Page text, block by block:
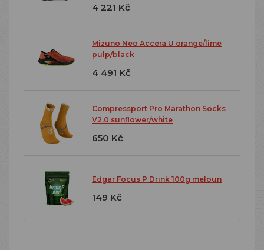
4 221 Kč
Mizuno Neo Accera U orange/lime
pulp/black
4 491 Kč
Compressport Pro Marathon Socks
V2.0 sunflower/white
650 Kč
Edgar Focus P Drink 100g meloun
149 Kč